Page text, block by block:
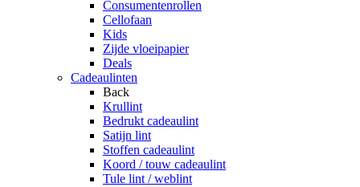
Consumentenrollen
Cellofaan
Kids
Zijde vloeipapier
Deals
Cadeaulinten
Back
Krullint
Bedrukt cadeaulint
Satijn lint
Stoffen cadeaulint
Koord / touw cadeaulint
Tule lint / weblint